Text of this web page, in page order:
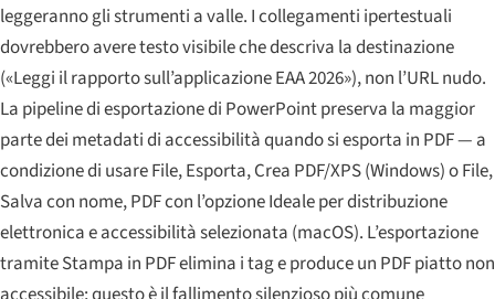
leggeranno gli strumenti a valle. I collegamenti ipertestuali
dovrebbero avere testo visibile che descriva la destinazione
(«Leggi il rapporto sull’applicazione EAA 2026»), non l’URL nudo.
La pipeline di esportazione di PowerPoint preserva la maggior
parte dei metadati di accessibilità quando si esporta in PDF — a
condizione di usare File, Esporta, Crea PDF/XPS (Windows) o File,
Salva con nome, PDF con l’opzione Ideale per distribuzione
elettronica e accessibilità selezionata (macOS). L’esportazione
tramite Stampa in PDF elimina i tag e produce un PDF piatto non